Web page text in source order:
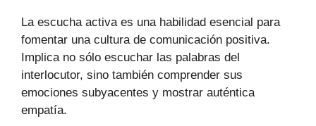
La escucha activa es una habilidad esencial para
fomentar una cultura de comunicación positiva.
Implica no sólo escuchar las palabras del
interlocutor, sino también comprender sus
emociones subyacentes y mostrar auténtica
empatía.